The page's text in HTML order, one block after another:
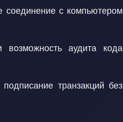
с компьютером
аудита кода
транзакций без